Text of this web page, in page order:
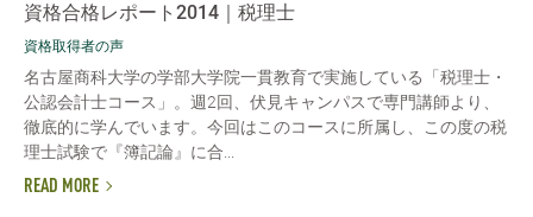
資格合格レポート2014｜税理士
資格取得者の声
名古屋商科大学の学部大学院一貫教育で実施している「税理士・
公認会計士コース」。週2回、伏見キャンパスで専門講師より、
徹底的に学んでいます。今回はこのコースに所属し、この度の税
理士試験で『簿記論』に合...
READ MORE